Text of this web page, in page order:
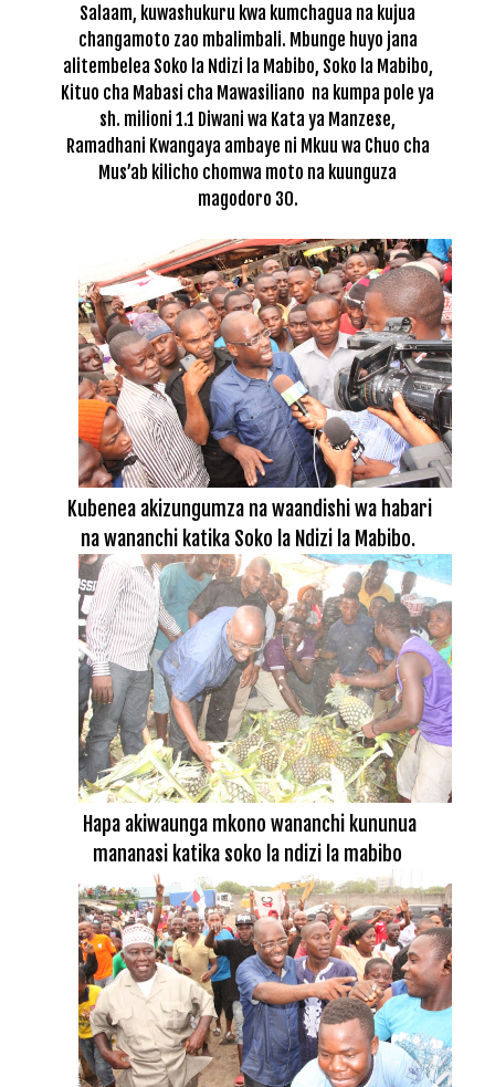
Salaam, kuwashukuru kwa kumchagua na kujua
changamoto zao mbalimbali. Mbunge huyo jana
alitembelea Soko la Ndizi la Mabibo, Soko la Mabibo,
Kituo cha Mabasi cha Mawasiliano na kumpa pole ya
sh. milioni 1.1 Diwani wa Kata ya Manzese,
Ramadhani Kwangaya ambaye ni Mkuu wa Chuo cha
Mus’ab kilicho chomwa moto na kuunguza
magodoro 30.
Kubenea akizungumza na waandishi wa habari
na wananchi katika Soko la Ndizi la Mabibo.
Hapa akiwaunga mkono wananchi kununua
mananasi katika soko la ndizi la mabibo